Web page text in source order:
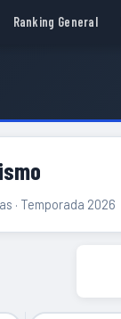
Ranking General
· Temporada 2026